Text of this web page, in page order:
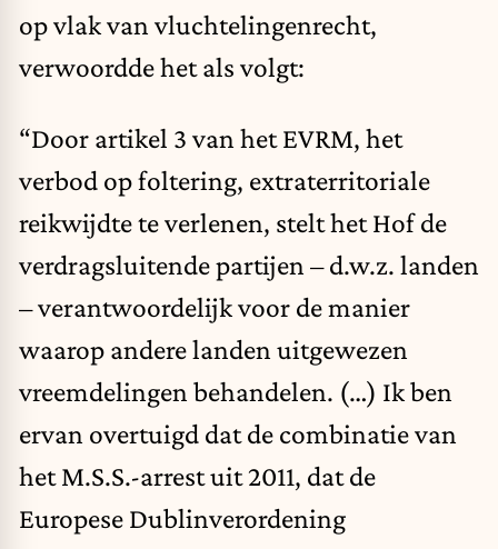
op vlak van vluchtelingenrecht,
verwoorddehet als volgt:
“Door artikel 3 van het EVRM, het
verbod op foltering, extraterritoriale
reikwijdte te verlenen, stelt het Hof de
verdragsluitende partijen – d.w.z. landen
– verantwoordelijk voor de manier
waarop andere landen uitgewezen
vreemdelingen behandelen. (…) Ik ben
ervan overtuigd dat de combinatie van
hetM.S.S.-arrestuit 2011, dat de
Europese Dublinverordening